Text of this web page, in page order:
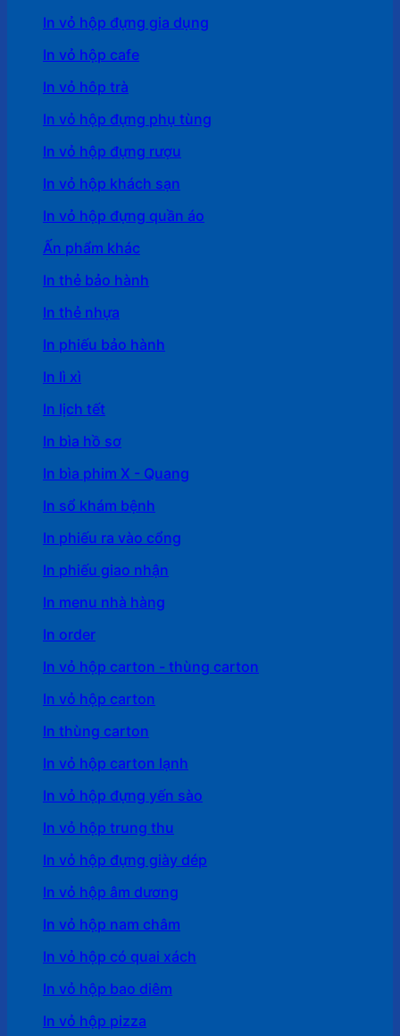
In vỏ hộp đựng gia dụng
In vỏ hộp cafe
In vỏ hôp trà
In vỏ hộp đựng phụ tùng
In vỏ hộp đựng rượu
In vỏ hộp khách sạn
In vỏ hộp đựng quần áo
Ấn phẩm khác
In thẻ bảo hành
In thẻ nhựa
In phiếu bảo hành
In lì xì
In lịch tết
In bìa hồ sơ
In bìa phim X - Quang
In sổ khám bệnh
In phiếu ra vào cổng
In phiếu giao nhận
In menu nhà hàng
In order
In vỏ hộp carton - thùng carton
In vỏ hộp carton
In thùng carton
In vỏ hộp carton lạnh
In vỏ hộp đựng yến sào
In vỏ hộp trung thu
In vỏ hộp đựng giày dép
In vỏ hộp âm dương
In vỏ hộp nam châm
In vỏ hộp có quai xách
In vỏ hộp bao diêm
In vỏ hộp pizza